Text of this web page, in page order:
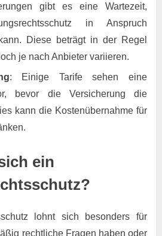
gibt es eine Wartezeit,
in Anspruch
Diese beträgt in der Regel
je nach Anbieter variieren.
: Einige Tarife sehen eine
bevor die Versicherung die
kann die Kostenübernahme für
ein
lohnt sich besonders für
rechtliche Fragen haben oder